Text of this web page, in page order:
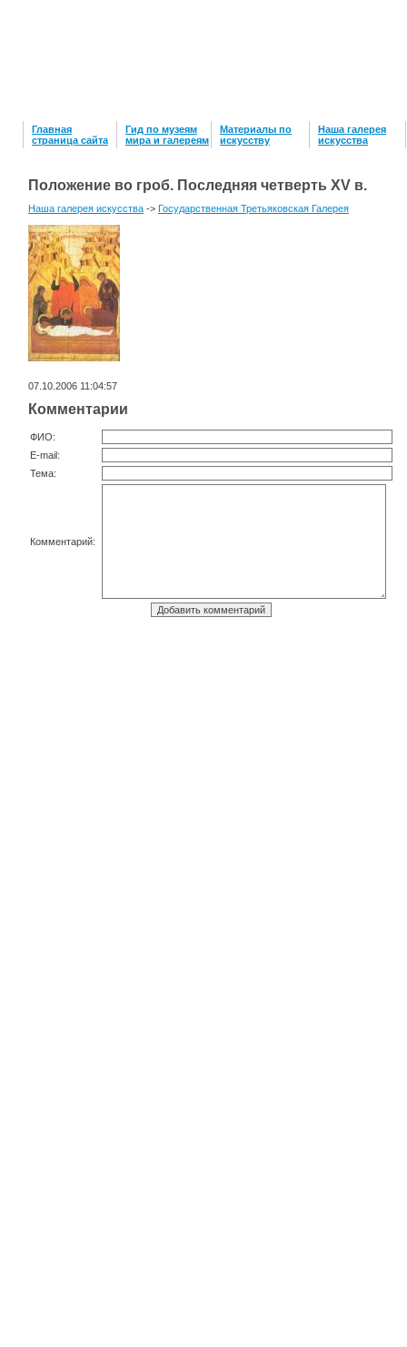
Главная
страница сайта
Гид по музеям
мира и галереям
Материалы по
искусству
Наша галерея
искусcтва
Положение во гроб. Последняя четверть XV в.
Наша галерея искусства -> Государственная Третьяковская Галерея
07.10.2006 11:04:57
Комментарии
ФИО:
E-mail:
Тема:
Комментарий: